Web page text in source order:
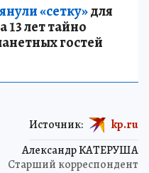
«сетку»для
13 лет тайно
гостей
Александр КАТЕРУША
Старший корреспондент
Источник: kp.ru